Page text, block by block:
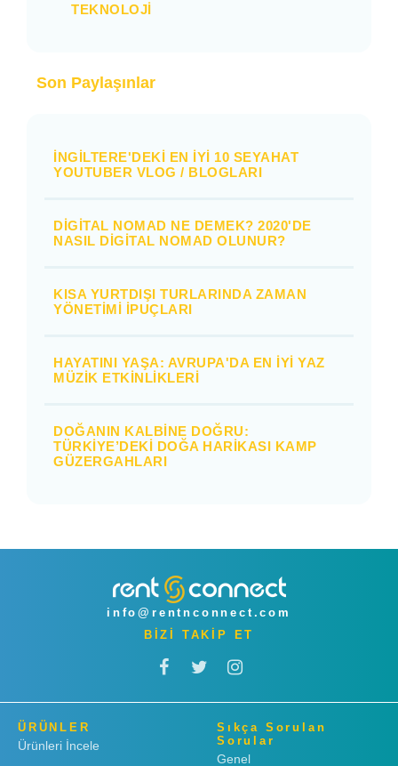
TEKNOLOJI
Son Paylaşınlar
İNGILTERE'DEKI EN İYI 10 SEYAHAT
YOUTUBER VLOG / BLOGLARI
DIGITAL NOMAD NE DEMEK? 2020'DE
NASIL DIGITAL NOMAD OLUNUR?
KISA YURTDIŞI TURLARINDA ZAMAN
YÖNETIMI İPUÇLARI
HAYATINI YAŞA: AVRUPA'DA EN İYI YAZ
MÜZIK ETKINLIKLERI
DOĞANIN KALBINE DOĞRU:
TÜRKIYE’DEKI DOĞA HARIKASI KAMP
GÜZERGAHLARI
info@rentnconnect.com
BİZİ TAKİP ET
ÜRÜNLER
Ürünleri İncele
Sıkça Sorulan
Sorular
Genel